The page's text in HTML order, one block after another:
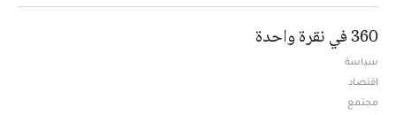
360 في نقرة واحدة
سياسة
اقتصاد
مجتمع